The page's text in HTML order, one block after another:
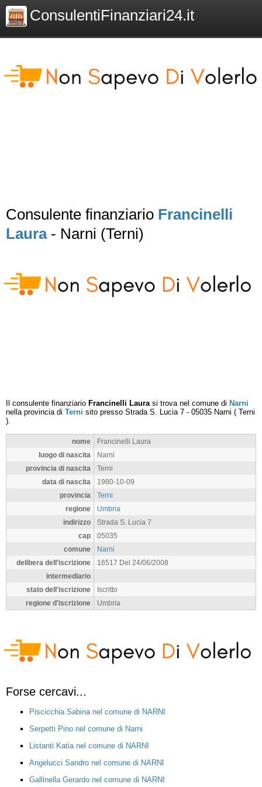
ConsulentiFinanziari24.it
Consulente finanziario Francinelli
Laura- Narni (Terni)
Il consulente finanziario Francinelli Laurasi trova nel comune di Narni
nella provincia di Terni sito presso Strada S. Lucia 7 - 05035 Narni ( Terni
).
nome
Francinelli Laura
luogo di nascita
Narni
provincia di nascita
Terni
data di nascita
1980-10-09
provincia
Terni
regione
Umbria
indirizzo
Strada S. Lucia 7
cap
05035
comune
Narni
delibera dell'iscrizione
16517 Del 24/06/2008
intermediario
stato dell'iscrizione
Iscritto
regione d'iscrizione
Umbria
Forse cercavi...
Piscicchia Sabina nel comune di NARNI
Serpetti Pino nel comune di Narni
Listanti Katia nel comune di NARNI
Angelucci Sandro nel comune di NARNI
Gallinella Gerardo nel comune di NARNI